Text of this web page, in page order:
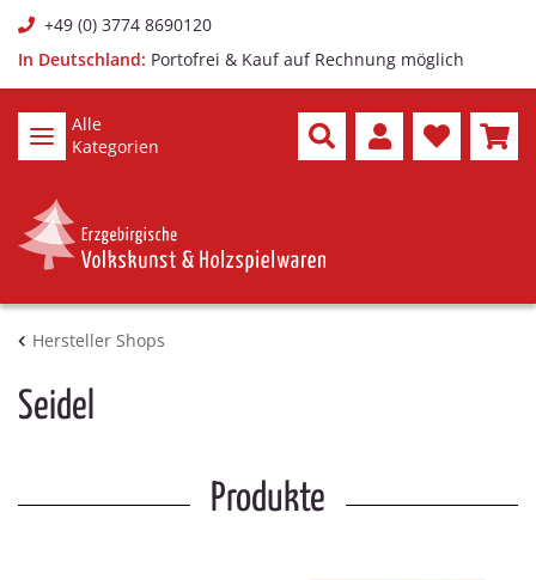
+49 (0) 3774 8690120
In Deutschland: Portofrei & Kauf auf Rechnung möglich
Alle
Kategorien
Hersteller Shops
Seidel
Produkte